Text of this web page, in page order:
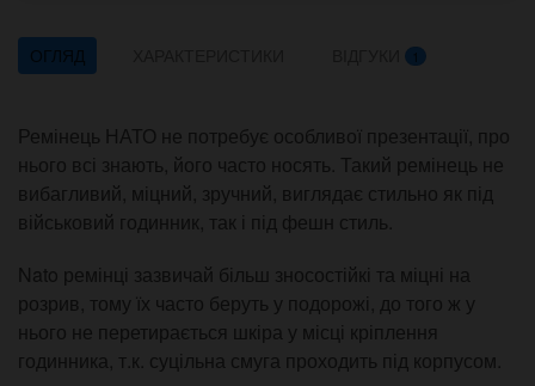
ОГЛЯД 1
Ремінець НАТО не потребує особливої презентації, про
нього всі знають, його часто носять. Такий ремінець не
вибагливий, міцний, зручний, виглядає стильно як під
військовий годинник, так і під фешн стиль.
Nato ремінці зазвичай більш зносостійкі та міцні на
розрив, тому їх часто беруть у подорожі, до того ж у
нього не перетирається шкіра у місці кріплення
годинника, т.к. суцільна смуга проходить під корпусом.